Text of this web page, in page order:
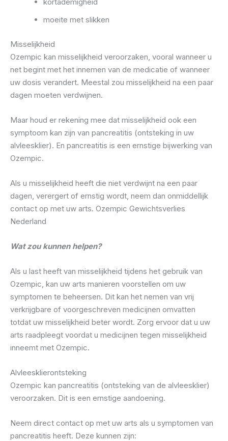
kortademigheid
moeite met slikken
Misselijkheid
Ozempic kan misselijkheid veroorzaken, vooral wanneer u
net begint met het innemen van de medicatie of wanneer
uw dosis verandert. Meestal zou misselijkheid na een paar
dagen moeten verdwijnen.
Maar houd er rekening mee dat misselijkheid ook een
symptoom kan zijn van pancreatitis (ontsteking in uw
alvleesklier). En pancreatitis is een ernstige bijwerking van
Ozempic.
Als u misselijkheid heeft die niet verdwijnt na een paar
dagen, verergert of ernstig wordt, neem dan onmiddellijk
contact op met uw arts. Ozempic Gewichtsverlies
Nederland
Wat zou kunnen helpen?
Als u last heeft van misselijkheid tijdens het gebruik van
Ozempic, kan uw arts manieren voorstellen om uw
symptomen te beheersen. Dit kan het nemen van vrij
verkrijgbare of voorgeschreven medicijnen omvatten
totdat uw misselijkheid beter wordt. Zorg ervoor dat u uw
arts raadpleegt voordat u medicijnen tegen misselijkheid
inneemt met Ozempic.
Alvleesklierontsteking
Ozempic kan pancreatitis (ontsteking van de alvleesklier)
veroorzaken. Dit is een ernstige aandoening.
Neem direct contact op met uw arts als u symptomen van
pancreatitis heeft. Deze kunnen zijn: